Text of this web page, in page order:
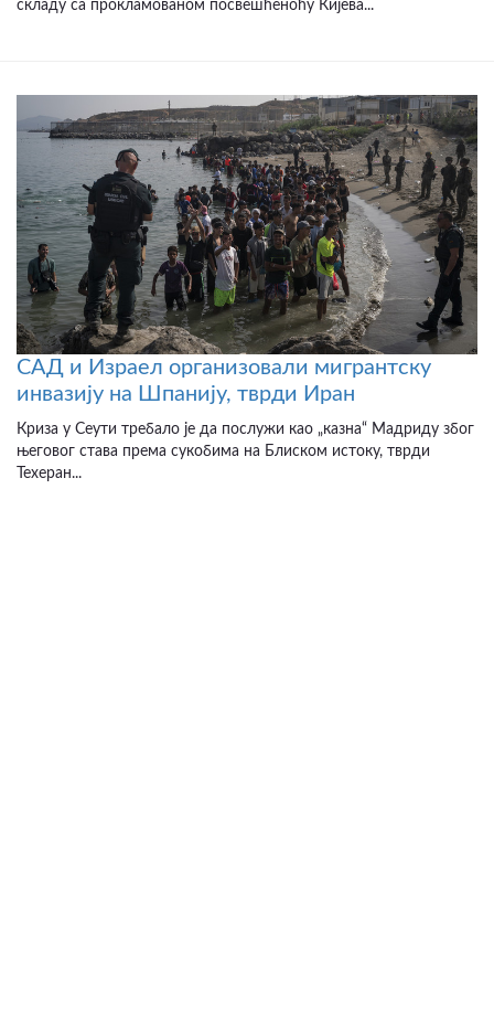
складу са прокламованом посвешћеноћу Кијева...
САД и Израел организовали мигрантску
инвазију на Шпанију, тврди Иран
Криза у Сеути требало је да послужи као „казна“ Мадриду због
његовог става према сукобима на Блиском истоку, тврди
Техеран...